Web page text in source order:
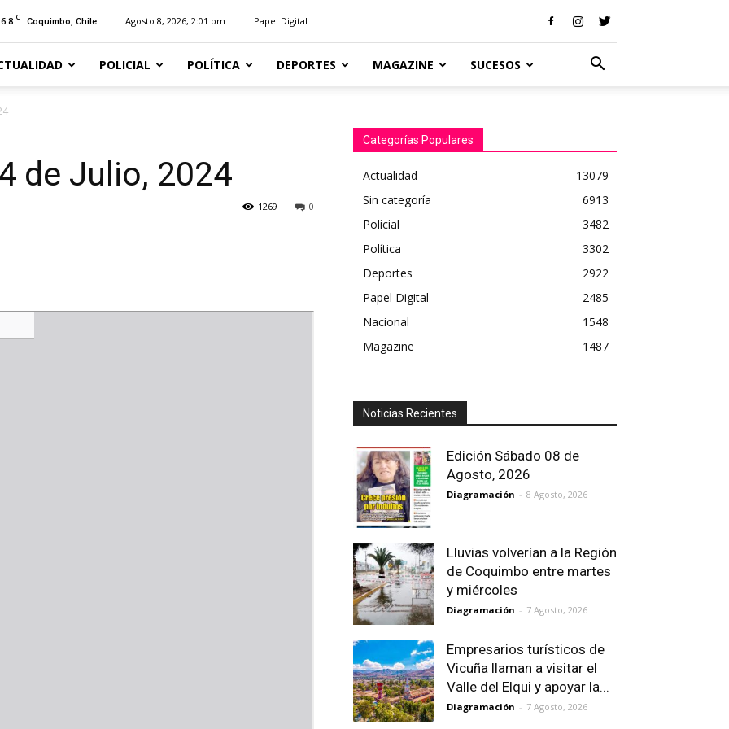
C Coquimbo, Chile Agosto 8, 2026, 2:01 pm Papel Digital
POLICIAL POLÍTICA DEPORTES MAGAZINE SUCESOS
de Julio, 2024
0
1269
Categorías Populares
Actualidad
13079
Sin categoría
6913
Policial
3482
Política
3302
Deportes
2922
Papel Digital
2485
Nacional
1548
Magazine
1487
Noticias Recientes
Edición Sábado 08 de
Agosto, 2026
Diagramación - 8 Agosto, 2026
Lluvias volverían a la Región
de Coquimbo entre martes
y miércoles
Diagramación - 7 Agosto, 2026
Empresarios turísticos de
Vicuña llaman a visitar el
Valle del Elqui y apoyar la...
Diagramación - 7 Agosto, 2026